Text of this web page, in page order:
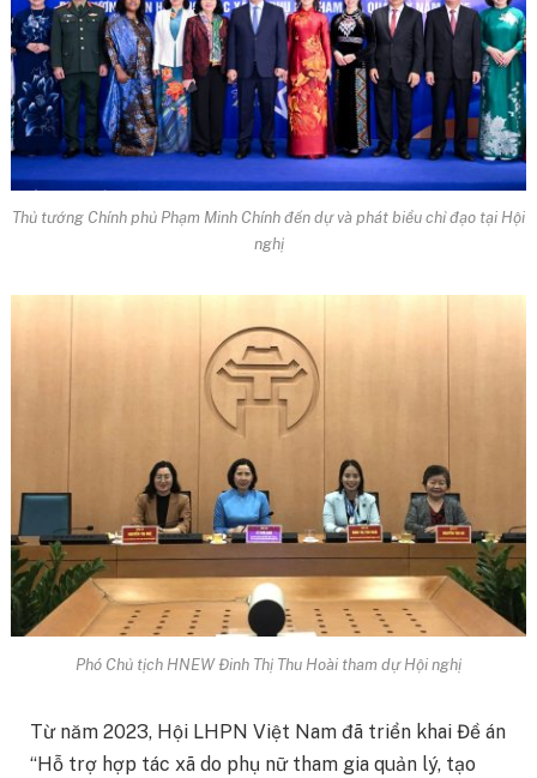
Thủ tướng Chính phủ Phạm Minh Chính đến dự và phát biểu chỉ đạo tại Hội
nghị
Phó Chủ tịch HNEW Đinh Thị Thu Hoài tham dự Hội nghị
Từ năm 2023, Hội LHPN Việt Nam đã triển khai Đề án
“Hỗ trợ hợp tác xã do phụ nữ tham gia quản lý, tạo